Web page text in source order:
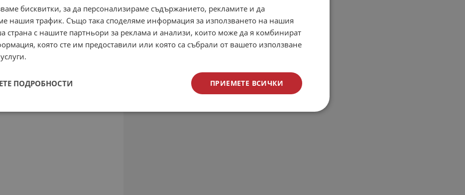
ENGLISH
бисквитки, за да персонализираме съдържанието, рекламите и да
нашия трафик. Също така споделяме информация за използването на нашия
страна с нашите партньори за реклама и анализи, които може да я комбинират
която сте им предоставили или която са събрали от вашето използване
ПРИЕМЕТЕ ВСИЧКИ
ПОДРОБНОСТИ